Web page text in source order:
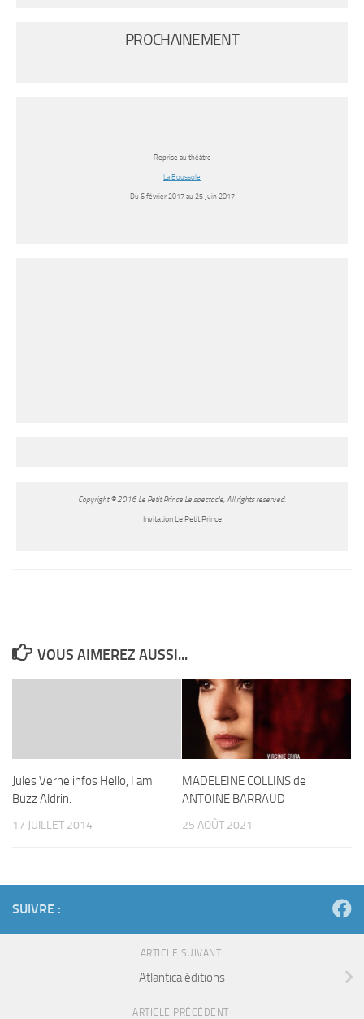
PROCHAINEMENT
Reprise au théâtre
La Boussole
Du 6 février 2017 au 25 Juin 2017
Copyright © 2016 Le Petit Prince Le spectacle, All rights reserved.
Invitation Le Petit Prince
VOUS AIMEREZ AUSSI...
Jules Verne infos Hello, I am
Buzz Aldrin.
17 JUILLET 2014
MADELEINE COLLINS de
ANTOINE BARRAUD
25 AOÛT 2021
SUIVRE :
ARTICLE SUIVANT
Atlantica éditions
ARTICLE PRÉCÉDENT